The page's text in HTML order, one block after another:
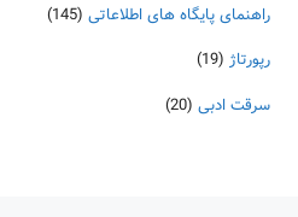
راهنمای پایگاه های اطلاعاتی (145)
رپورتاژ (19)
سرقت ادبی (20)